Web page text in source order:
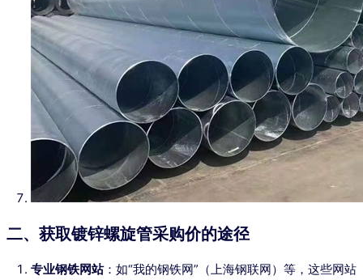
二、获取镀锌螺旋管采购价的途径
专业钢铁网站：如“我的钢铁网”（上海钢联网）等，这些网站